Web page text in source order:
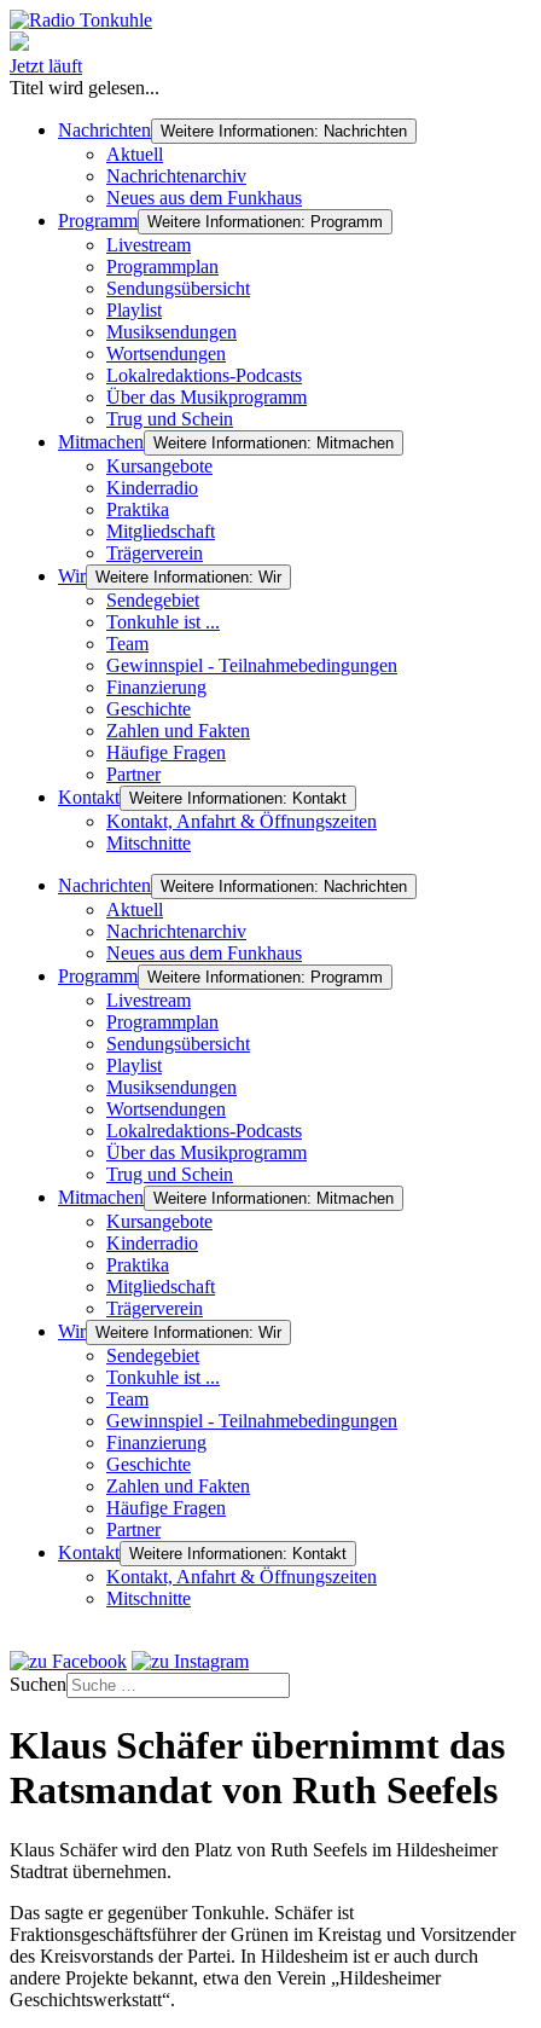
Jetzt läuft
Titel wird gelesen...
Nachrichten Weitere Informationen: Nachrichten
Aktuell
Nachrichtenarchiv
Neues aus dem Funkhaus
Programm Weitere Informationen: Programm
Livestream
Programmplan
Sendungsübersicht
Playlist
Musiksendungen
Wortsendungen
Lokalredaktions-Podcasts
Über das Musikprogramm
Trug und Schein
Mitmachen Weitere Informationen: Mitmachen
Kursangebote
Kinderradio
Praktika
Mitgliedschaft
Trägerverein
Wir Weitere Informationen: Wir
Sendegebiet
Tonkuhle ist ...
Team
Gewinnspiel - Teilnahmebedingungen
Finanzierung
Geschichte
Zahlen und Fakten
Häufige Fragen
Partner
Kontakt Weitere Informationen: Kontakt
Kontakt, Anfahrt & Öffnungszeiten
Mitschnitte
Nachrichten Weitere Informationen: Nachrichten
Aktuell
Nachrichtenarchiv
Neues aus dem Funkhaus
Programm Weitere Informationen: Programm
Livestream
Programmplan
Sendungsübersicht
Playlist
Musiksendungen
Wortsendungen
Lokalredaktions-Podcasts
Über das Musikprogramm
Trug und Schein
Mitmachen Weitere Informationen: Mitmachen
Kursangebote
Kinderradio
Praktika
Mitgliedschaft
Trägerverein
Wir Weitere Informationen: Wir
Sendegebiet
Tonkuhle ist ...
Team
Gewinnspiel - Teilnahmebedingungen
Finanzierung
Geschichte
Zahlen und Fakten
Häufige Fragen
Partner
Kontakt Weitere Informationen: Kontakt
Kontakt, Anfahrt & Öffnungszeiten
Mitschnitte
Suchen
Klaus Schäfer übernimmt das
Ratsmandat von Ruth Seefels
Klaus Schäfer wird den Platz von Ruth Seefels im Hildesheimer
Stadtrat übernehmen.
Das sagte er gegenüber Tonkuhle. Schäfer ist
Fraktionsgeschäftsführer der Grünen im Kreistag und Vorsitzender
des Kreisvorstands der Partei. In Hildesheim ist er auch durch
andere Projekte bekannt, etwa den Verein „Hildesheimer
Geschichtswerkstatt“.